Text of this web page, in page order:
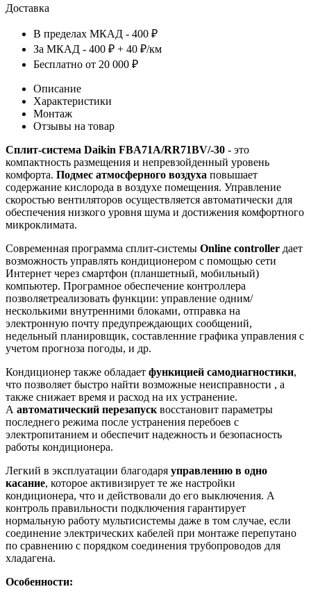
Доставка
В пределах МКАД - 400 ₽
За МКАД - 400 ₽ + 40 ₽/км
Бесплатно от 20 000 ₽
Описание
Характеристики
Монтаж
Отзывы на товар
Сплит-система Daikin FBA71A/RR71BV/-30 - это
компактность размещения и непревзойденный уровень
комфорта. Подмес атмосферного воздуха повышает
содержание кислорода в воздухе помещения. Управление
скоростью вентиляторов осуществляется автоматически для
обеспечения низкого уровня шума и достижения комфортного
микроклимата.
Современная программа сплит-системы Online controller дает
возможность управлять кондиционером с помощью сети
Интернет через смартфон (планшетный, мобильный)
компьютер. Програмное обеспечение контроллера
позволяетреализовать функции: управление одним/
несколькими внутренними блоками, отправка на
электронную почту предупреждающих сообщений,
недельный планировщик, составленние графика управления с
учетом прогноза погоды, и др.
Кондиционер также обладает функицией самодиагностики,
что позволяет быстро найти возможные неисправности , а
также снижает время и расход на их устранение.
А автоматический перезапуск восстановит параметры
последнего режима после устранения перебоев с
электропитанием и обеспечит надежность и безопасность
работы кондиционера.
Легкий в эксплуатации благодаря управлению в одно
касание, которое активизирует те же настройки
кондиционера, что и действовали до его выключения. А
контроль правильности подключения гарантирует
нормальную работу мультисистемы даже в том случае, если
соединение электрических кабелей при монтаже перепутано
по сравнению с порядком соединения трубопроводов для
хладагена.
Особенности: